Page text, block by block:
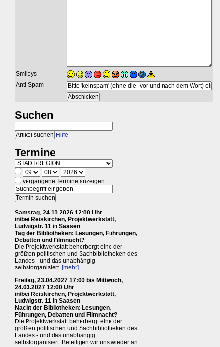
Smileys
Anti-Spam
Suchen
Hilfe
Termine
vergangene Termine anzeigen
Samstag, 24.10.2026 12:00 Uhr
in/bei Reiskirchen, Projektwerkstatt,
Ludwigstr. 11 in Saasen
Tag der Bibliotheken: Lesungen, Führungen,
Debatten und Filmnacht?
Die Projektwerkstatt beherbergt eine der
größten politischen und Sachbibliotheken des
Landes - und das unabhängig
selbstorganisiert. [mehr]
Freitag, 23.04.2027 17:00 bis Mittwoch,
24.03.2027 12:00 Uhr
in/bei Reiskirchen, Projektwerkstatt,
Ludwigstr. 11 in Saasen
Nacht der Bibliotheken: Lesungen,
Führungen, Debatten und Filmnacht?
Die Projektwerkstatt beherbergt eine der
größten politischen und Sachbibliotheken des
Landes - und das unabhängig
selbstorganisiert. Beteiligen wir uns wieder an